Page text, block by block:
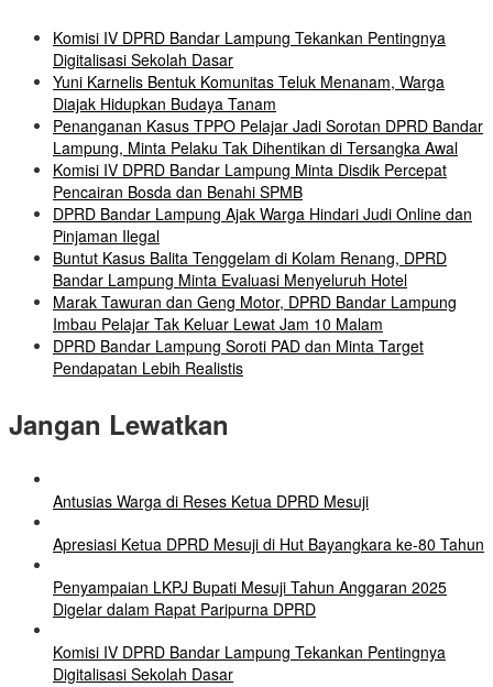
Komisi IV DPRD Bandar Lampung Tekankan Pentingnya
Digitalisasi Sekolah Dasar
Yuni Karnelis Bentuk Komunitas Teluk Menanam, Warga
Diajak Hidupkan Budaya Tanam
Penanganan Kasus TPPO Pelajar Jadi Sorotan DPRD Bandar
Lampung, Minta Pelaku Tak Dihentikan di Tersangka Awal
Komisi IV DPRD Bandar Lampung Minta Disdik Percepat
Pencairan Bosda dan Benahi SPMB
DPRD Bandar Lampung Ajak Warga Hindari Judi Online dan
Pinjaman Ilegal
Buntut Kasus Balita Tenggelam di Kolam Renang, DPRD
Bandar Lampung Minta Evaluasi Menyeluruh Hotel
Marak Tawuran dan Geng Motor, DPRD Bandar Lampung
Imbau Pelajar Tak Keluar Lewat Jam 10 Malam
DPRD Bandar Lampung Soroti PAD dan Minta Target
Pendapatan Lebih Realistis
Jangan Lewatkan
Antusias Warga di Reses Ketua DPRD Mesuji
Apresiasi Ketua DPRD Mesuji di Hut Bayangkara ke-80 Tahun
Penyampaian LKPJ Bupati Mesuji Tahun Anggaran 2025
Digelar dalam Rapat Paripurna DPRD
Komisi IV DPRD Bandar Lampung Tekankan Pentingnya
Digitalisasi Sekolah Dasar